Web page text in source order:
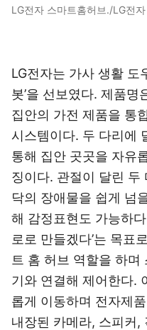
LG전자 스마트홈허브./LG전자
LG전자는 가사 생활 도
봇’을 선보였다. 제품명
집안의 가전 제품을 통
시스템이다. 두 다리에
통해 집안 곳곳을 자유
징이다. 관절이 달린 두
닥의 장애물을 쉽게 넘
해 감정표현도 가능하
로로 만들겠다’는 목표
트 홈 허브 역할을 하며
기와 연결해 제어한다.
롭게 이동하며 전자제
내장된 카메라, 스피커,